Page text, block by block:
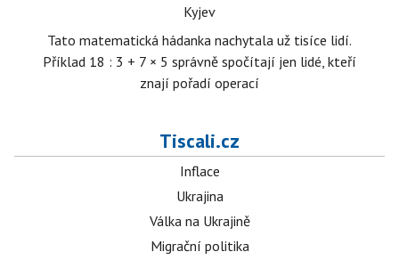
Kyjev
Tato matematická hádanka nachytala už tisíce lidí.
Příklad 18 : 3 + 7 × 5 správně spočítají jen lidé, kteří
znají pořadí operací
Tiscali.cz
Inflace
Ukrajina
Válka na Ukrajině
Migrační politika